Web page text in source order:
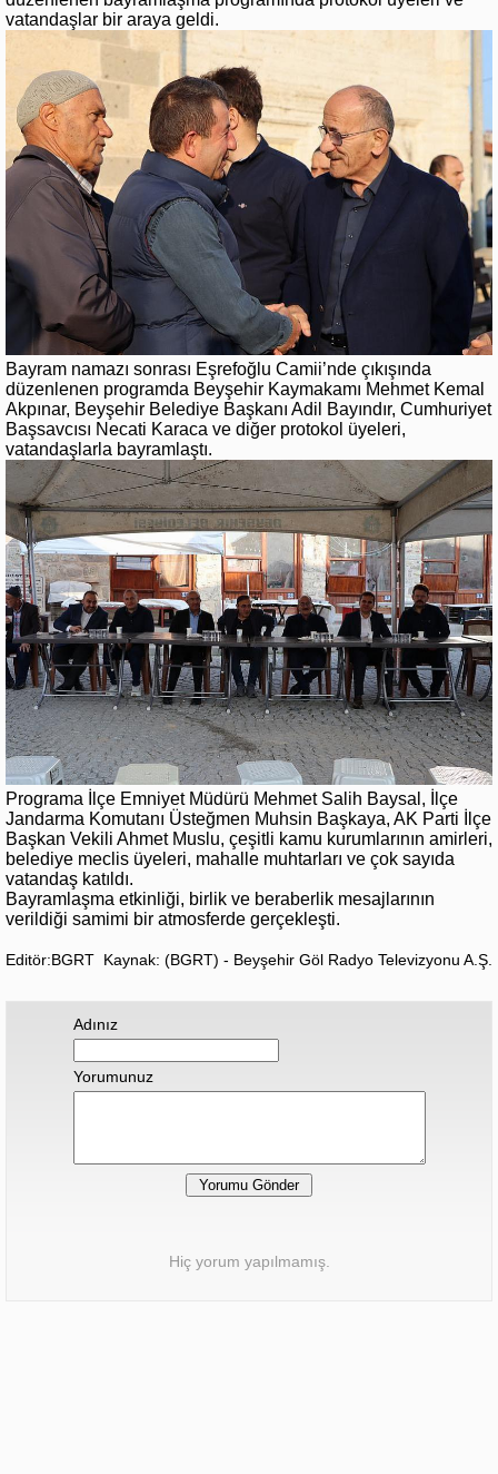
vatandaşlar bir araya geldi.
Bayram namazı sonrası Eşrefoğlu Camii’nde çıkışında
düzenlenen programda Beyşehir Kaymakamı Mehmet Kemal
Akpınar, Beyşehir Belediye Başkanı Adil Bayındır, Cumhuriyet
Başsavcısı Necati Karaca ve diğer protokol üyeleri,
vatandaşlarla bayramlaştı.
Programa İlçe Emniyet Müdürü Mehmet Salih Baysal, İlçe
Jandarma Komutanı Üsteğmen Muhsin Başkaya, AK Parti İlçe
Başkan Vekili Ahmet Muslu, çeşitli kamu kurumlarının amirleri,
belediye meclis üyeleri, mahalle muhtarları ve çok sayıda
vatandaş katıldı.
Bayramlaşma etkinliği, birlik ve beraberlik mesajlarının
verildiği samimi bir atmosferde gerçekleşti.
Editör:BGRT Kaynak: (BGRT) - Beyşehir Göl Radyo Televizyonu A.Ş.
Adınız
Yorumunuz
Hiç yorum yapılmamış.